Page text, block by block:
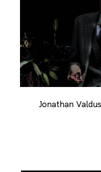
Jonathan